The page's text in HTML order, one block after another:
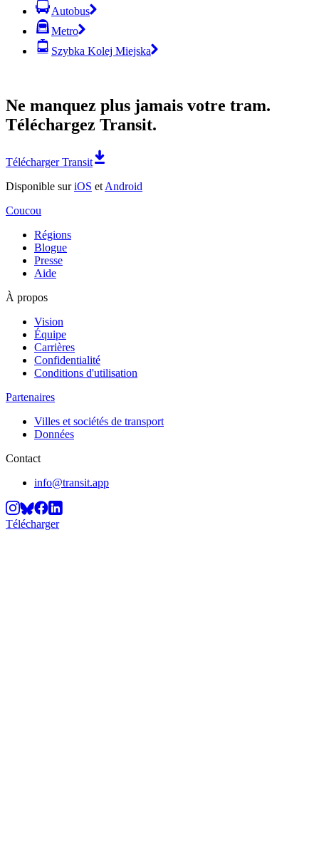
Autobus
Metro
Szybka Kolej Miejska
Ne manquez plus jamais votre tram.
Téléchargez Transit.
Télécharger Transit
Disponible suriOS et Android
Coucou
Régions
Blogue
Presse
Aide
À propos
Vision
Équipe
Carrières
Confidentialité
Conditions d'utilisation
Partenaires
Villes et sociétés de transport
Données
Contact
info@transit.app
Télécharger